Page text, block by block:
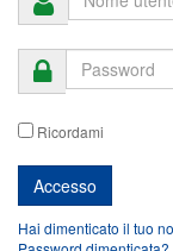
Ricordami
Hai dimenticato il tuo